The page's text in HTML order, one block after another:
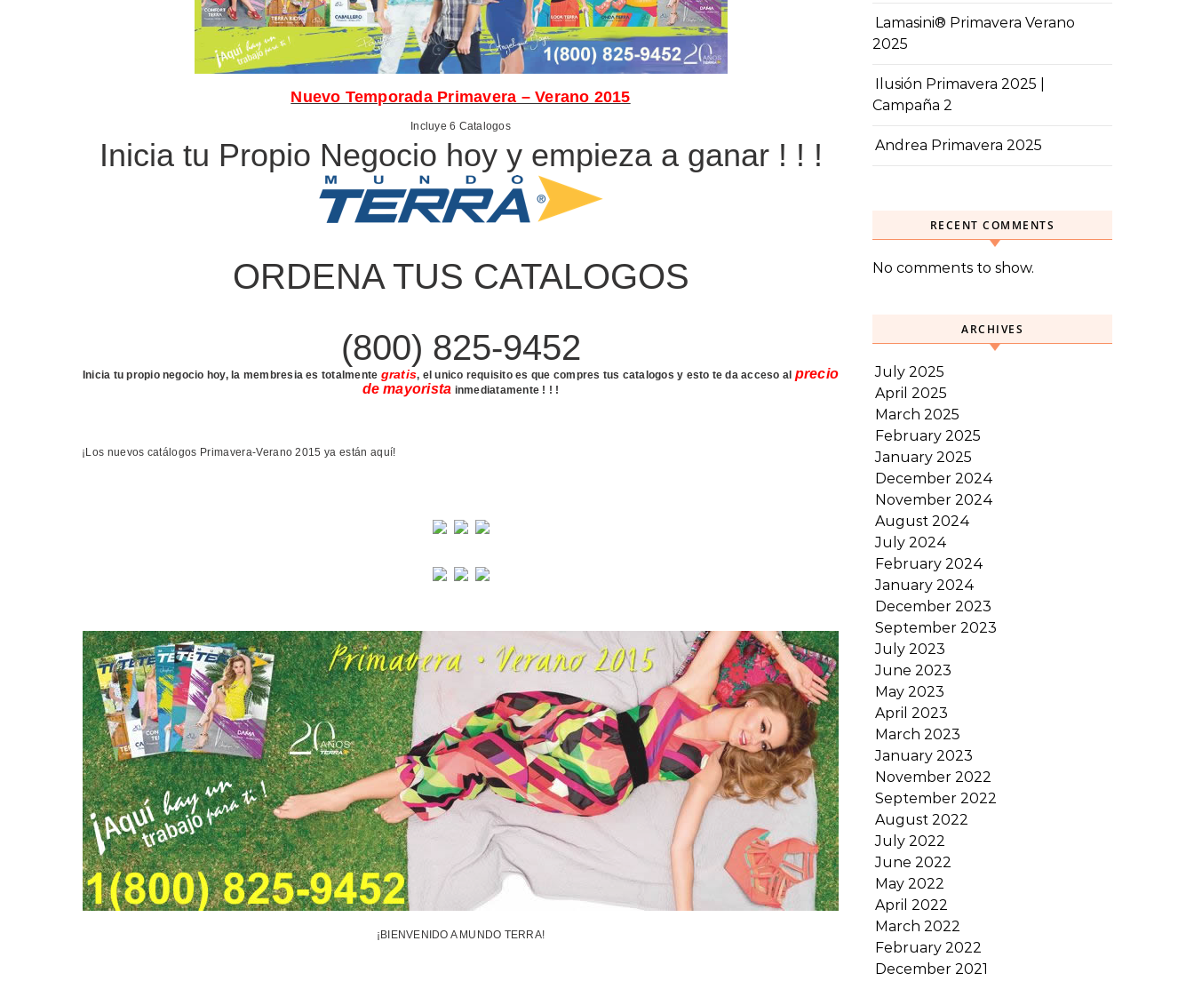
Nuevo Temporada Primavera – Verano 2015
Incluye 6 Catalogos
Inicia tu Propio Negocio hoy y empieza a ganar ! ! !
ORDENA TUS CATALOGOS
(800) 825-9452
Inicia tu propio negocio hoy, la membresia es totalmente gratis, el unico requisito es que compres tus catalogos y esto te da acceso al precio
de mayorista inmediatamente ! ! !
¡Los nuevos catálogos Primavera-Verano 2015 ya están aquí!
¡BIENVENIDO A MUNDO TERRA!
Lamasini® Primavera Verano
2025
Ilusión Primavera 2025 |
Campaña 2
Andrea Primavera 2025
RECENT COMMENTS
No comments to show.
ARCHIVES
July 2025
April 2025
March 2025
February 2025
January 2025
December 2024
November 2024
August 2024
July 2024
February 2024
January 2024
December 2023
September 2023
July 2023
June 2023
May 2023
April 2023
March 2023
January 2023
November 2022
September 2022
August 2022
July 2022
June 2022
May 2022
April 2022
March 2022
February 2022
December 2021